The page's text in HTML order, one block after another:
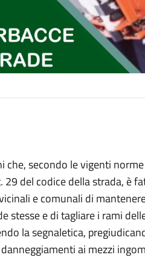
che, secondo le vigenti
del codice della strada, è
e comunali di
stesse e di tagliare i rami
la segnaletica,
ai mezzi